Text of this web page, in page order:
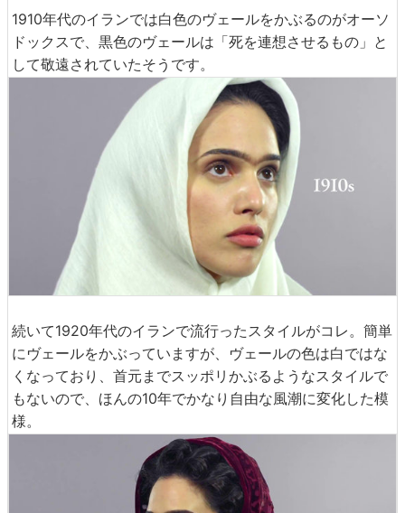
1910年代のイランでは白色のヴェールをかぶるのがオーソ
ドックスで、黒色のヴェールは「死を連想させるもの」と
して敬遠されていたそうです。
続いて1920年代のイランで流行ったスタイルがコレ。簡単
にヴェールをかぶっていますが、ヴェールの色は白ではな
くなっており、首元までスッポリかぶるようなスタイルで
もないので、ほんの10年でかなり自由な風潮に変化した模
様。